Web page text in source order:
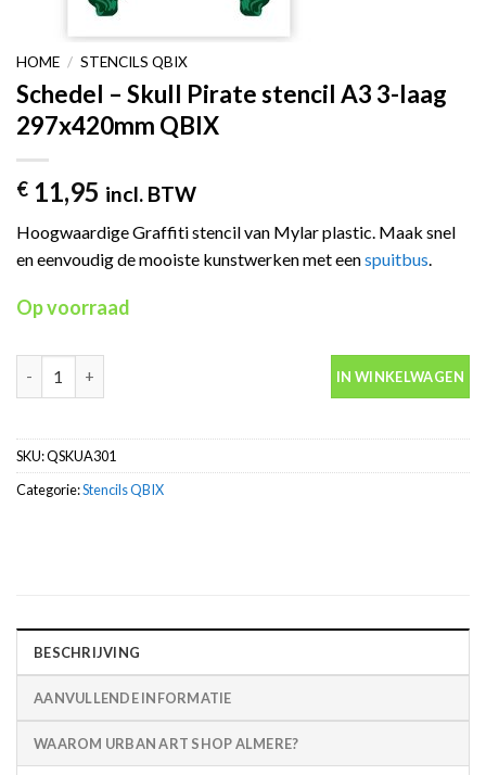
HOME / STENCILS QBIX
Schedel – Skull Pirate stencil A3 3-laag
297x420mm QBIX
€ 11,95 incl. BTW
Hoogwaardige Graffiti stencil van Mylar plastic. Maak snel
en eenvoudig de mooiste kunstwerken met eenspuitbus
Op voorraad
IN WINKELWAGEN
SKU:QSKUA301
Categorie:Stencils QBIX
BESCHRIJVING
AANVULLENDE INFORMATIE
WAAROM URBAN ART SHOP ALMERE?